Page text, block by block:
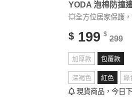
YODA 泡棉防撞
💥全方位居家保護
$ 199 $
299
加厚款 包覆款
深褐色 紅色 綠
現貨商品，今日